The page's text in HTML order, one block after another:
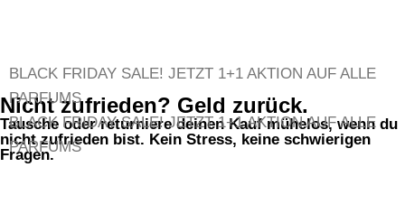
BLACK FRIDAY SALE! JETZT 1+1 AKTION AUF ALLE
PARFUMS
BLACK FRIDAY SALE!JETZT 1+1 AKTION AUF ALLE
PARFUMS
Nicht zufrieden? Geld zurück.
Tausche oder returniere deinen Kauf mühelos, wenn du
nicht zufrieden bist. Kein Stress, keine schwierigen
Fragen.